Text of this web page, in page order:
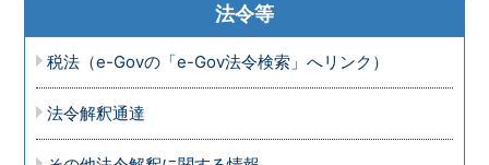
法令等
税法（e-Govの「e-Gov法令検索」へリンク）
法令解釈通達